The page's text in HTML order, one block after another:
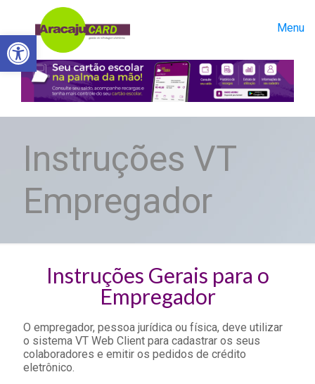
Abrir a barra de ferramentas
Menu
Instruções VT
Empregador
Instruções Gerais para o
Empregador
O empregador, pessoa jurídica ou física, deve utilizar
o sistema VT Web Client para cadastrar os seus
colaboradores e emitir os pedidos de crédito
eletrônico.